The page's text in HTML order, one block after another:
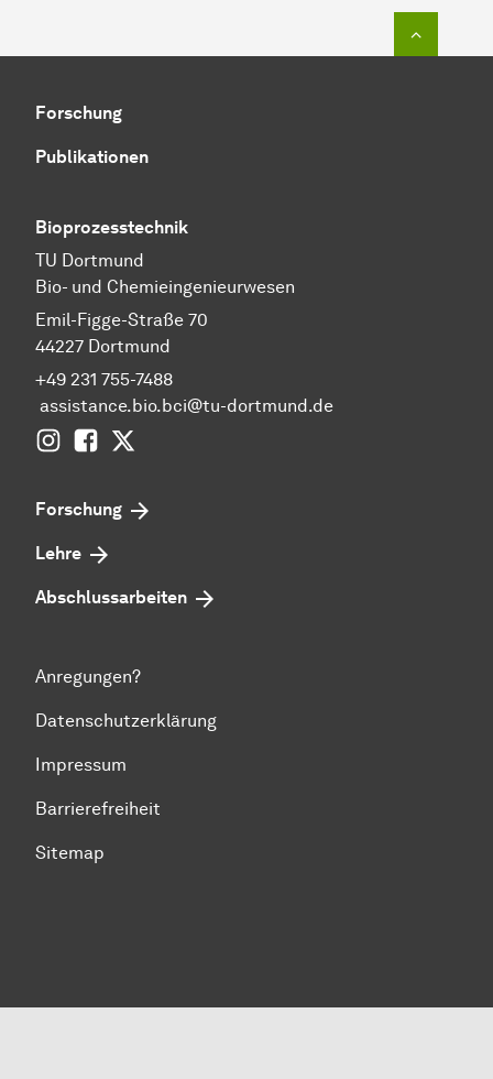
Forschung
Publikationen
Bioprozesstechnik
TU Dortmund
Bio- und Chemieingenieurwesen
Emil-Figge-Straße 70
44227 Dortmund
+49 231 755-7488
assistance.bio.bci@tu-dortmund.de
InstagramFacebook
Forschung
Lehre
Abschlussarbeiten
Anregungen?
Datenschutzerklärung
Impressum
Barrierefreiheit
Sitemap